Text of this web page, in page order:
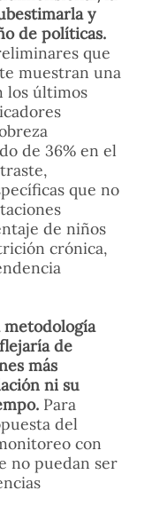
y
de políticas.
que
muestran una
los últimos
de 36% en el
que no
de niños
crónica,
metodología
de
más
ni su
Para
del
con
no puedan ser